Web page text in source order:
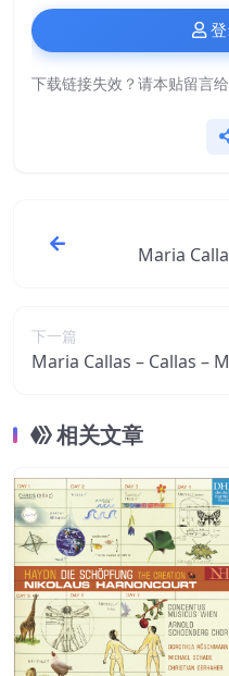
下载链接失效？请本贴留言
Maria
下一篇
Maria Callas – Callas –
相关文章